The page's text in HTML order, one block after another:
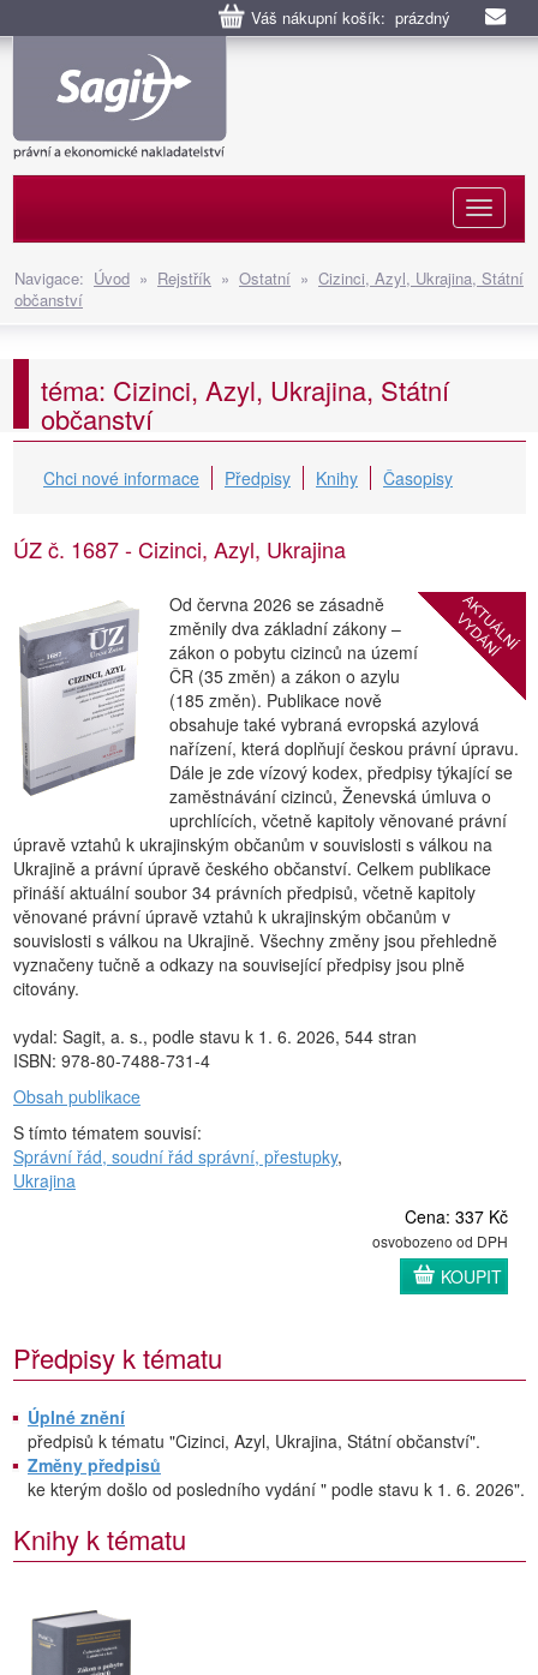
Váš nákupní košík: prázdný
Navigace: Úvod » Rejstřík » Ostatní » Cizinci, Azyl, Ukrajina, Státní
občanství
téma: Cizinci, Azyl, Ukrajina, Státní
občanství
Chci nové informace Předpisy Knihy Časopisy
ÚZ č. 1687 - Cizinci, Azyl, Ukrajina
AKTUÁLNÍ
VYDÁNÍ
Od června 2026 se zásadně
změnily dva základní zákony –
zákon o pobytu cizinců na území
ČR (35 změn) a zákon o azylu
(185 změn). Publikace nově
obsahuje také vybraná evropská azylová
nařízení, která doplňují českou právní úpravu.
Dále je zde vízový kodex, předpisy týkající se
zaměstnávání cizinců, Ženevská úmluva o
uprchlících, včetně kapitoly věnované právní
úpravě vztahů k ukrajinským občanům v souvislosti s válkou na
Ukrajině a právní úpravě českého občanství. Celkem publikace
přináší aktuální soubor 34 právních předpisů, včetně kapitoly
věnované právní úpravě vztahů k ukrajinským občanům v
souvislosti s válkou na Ukrajině. Všechny změny jsou přehledně
vyznačeny tučně a odkazy na související předpisy jsou plně
citovány.
vydal: Sagit, a. s., podle stavu k 1. 6. 2026, 544 stran
ISBN: 978-80-7488-731-4
Obsah publikace
S tímto tématem souvisí:
Správní řád, soudní řád správní, přestupky,
Ukrajina
Cena: 337 Kč
osvobozeno od DPH
KOUPIT
Předpisy k tématu
Úplné znění
předpisů k tématu "Cizinci, Azyl, Ukrajina, Státní občanství".
Změny předpisů
ke kterým došlo od posledního vydání " podle stavu k 1. 6. 2026".
Knihy k tématu